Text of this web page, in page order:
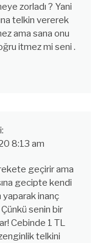
zorladı ? Yani
telkin vererek
ama sana onu
itmez mi seni .
8:13 am
geçirir ama
gecipte kendi
inanç
senin bir
Cebinde 1 TL
telkini